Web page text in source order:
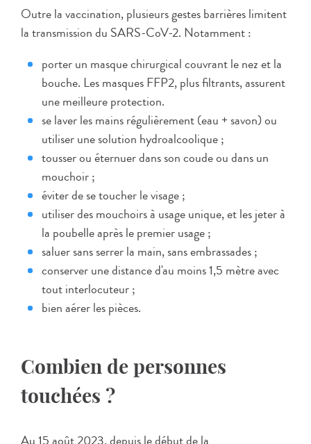
Outre la vaccination, plusieurs gestes barrières limitent
la transmission du SARS-CoV-2. Notamment :
porter un masque chirurgical couvrant le nez et la
bouche. Les masques FFP2, plus filtrants, assurent
une meilleure protection.
se laver les mains régulièrement (eau + savon) ou
utiliser une solution hydroalcoolique ;
tousser ou éternuer dans son coude ou dans un
mouchoir ;
éviter de se toucher le visage ;
utiliser des mouchoirs à usage unique, et les jeter à
la poubelle après le premier usage ;
saluer sans serrer la main, sans embrassades ;
conserver une distance d'au moins 1,5 mètre avec
tout interlocuteur ;
bien aérer les pièces.
Combien de personnes
touchées ?